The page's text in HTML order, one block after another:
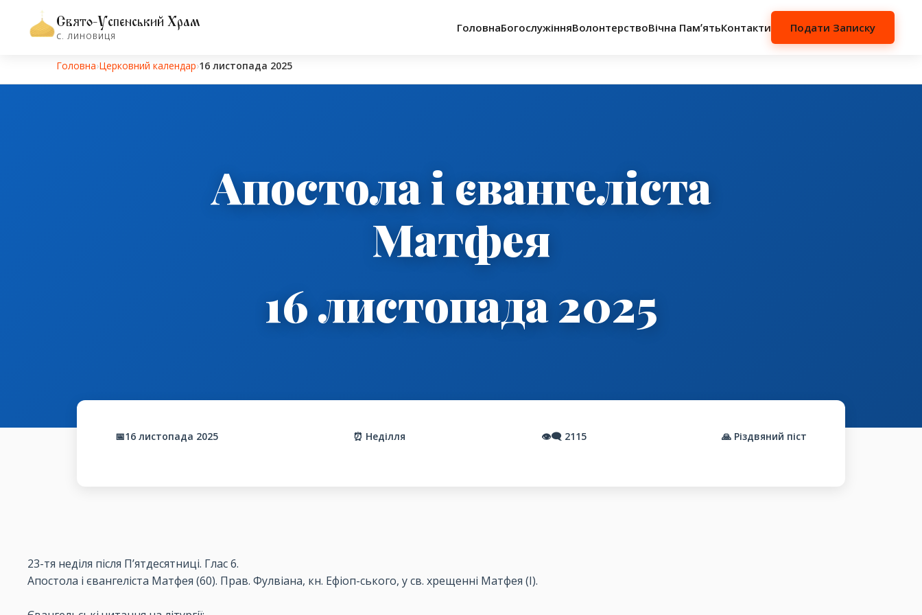
Свято-Успенський Храм
С. ЛИНОВИЦЯ
ГоловнаБогослужінняВолонтерствоВічна ПамʼятьКонтакти Подати Записку
Головна›Церковний календар›16 листопада 2025
Апостола і євангеліста
Матфея
16 листопада 2025
📅16 листопада 2025 ⏰ Неділля 👁️‍🗨️ 2115 🙏 Різдвяний піст
23-тя неділя після П’ятдесятниці. Глас 6.
Апостола і євангеліста Матфея (60). Прав. Фулвіана, кн. Ефіоп-ського, усв. хрещенні Матфея (І).